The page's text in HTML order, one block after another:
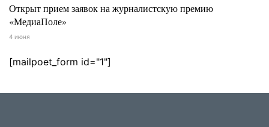
Открыт прием заявок на журналистскую премию
«МедиаПоле»
4 июня
[mailpoet_form id="1"]